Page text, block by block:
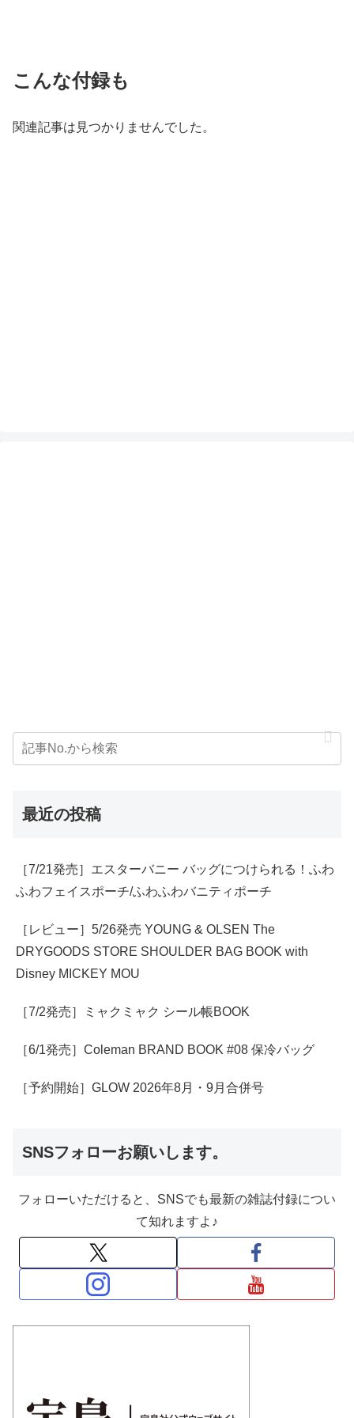
こんな付録も
関連記事は見つかりませんでした。
最近の投稿
［7/21発売］エスターバニー バッグにつけられる！ふわ
ふわフェイスポーチ/ふわふわバニティポーチ
［レビュー］5/26発売 YOUNG & OLSEN The
DRYGOODS STORE SHOULDER BAG BOOK with
Disney MICKEY MOU
［7/2発売］ミャクミャク シール帳BOOK
［6/1発売］Coleman BRAND BOOK #08 保冷バッグ
［予約開始］GLOW 2026年8月・9月合併号
SNSフォローお願いします。
フォローいただけると、SNSでも最新の雑誌付録につい
て知れますよ♪